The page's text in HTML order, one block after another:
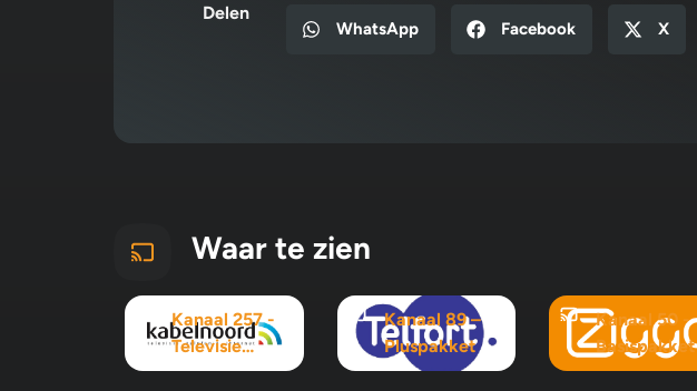
Delen
WhatsApp Facebook X
Waar te zien
Kanaal 257 -
Televisie
Maximaal
Kanaal 89 –
Pluspakket
Kanaal 50 -
Basispakket